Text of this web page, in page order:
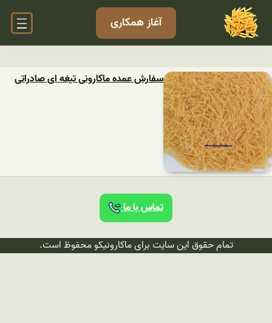
آغاز همکاری
سفارش عمده ماکارونی تیغه ای صادراتی
تماس با ما
تمام حقوق این سایت برای ماکارونیکو محفوظ است.